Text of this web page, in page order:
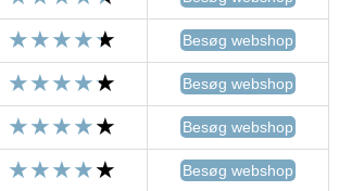
Besøg webshop
Besøg webshop
Besøg webshop
Besøg webshop